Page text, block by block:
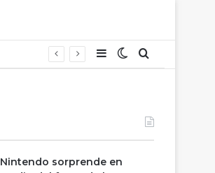
Barra lateral
Switch skin
Buscar
Nintendo sorprende en